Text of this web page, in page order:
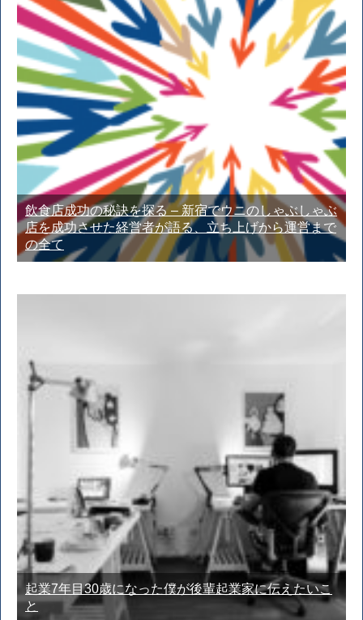
飲食店成功の秘訣を探る – 新宿でウニのしゃぶしゃぶ
店を成功させた経営者が語る、立ち上げから運営まで
の全て
起業7年目30歳になった僕が後輩起業家に伝えたいこ
と